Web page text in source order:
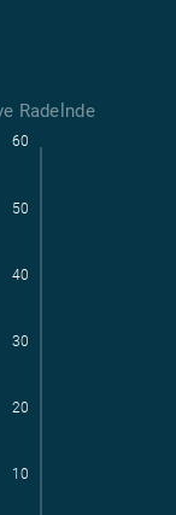
Radelnde
10
20
30
40
50
60